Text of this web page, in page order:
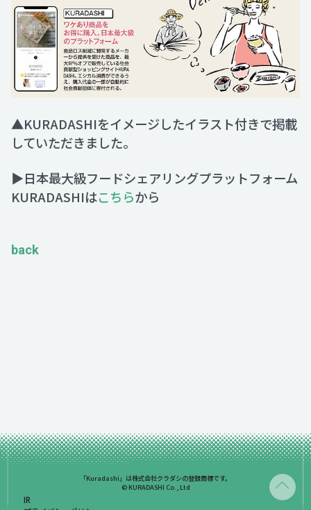
▲KURADASHIをイメージしたイラスト付きで掲載
していただきました​。
▶日本最大級フードシェアリングプラットフォーム
KURADASHIはこちらから
back
「Kuradashi」は株式会社クラダシの登録商標です。
© KURADASHI Co., Ltd
IR